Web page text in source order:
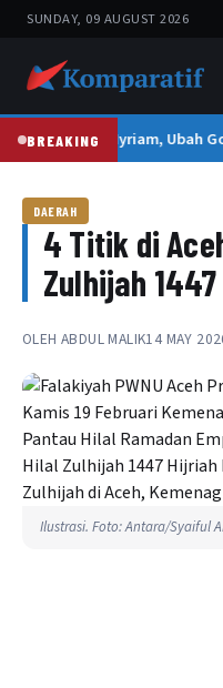
SUNDAY, 09 AUGUST 2026
BREAKINGDoña Myriam, Ubah
DAERAH
4 Titik di
Zulhijah
OLEH ABDUL MALIK14 MAY
Ilustrasi. Foto: Antara/Syaiful